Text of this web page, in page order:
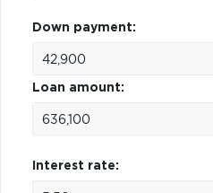
Down payment:
Loan amount:
Interest rate: